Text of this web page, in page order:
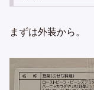
まずは外装から。